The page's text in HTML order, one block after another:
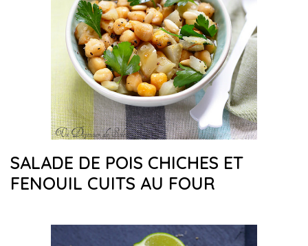
SALADE DE POIS CHICHES ET
FENOUIL CUITS AU FOUR